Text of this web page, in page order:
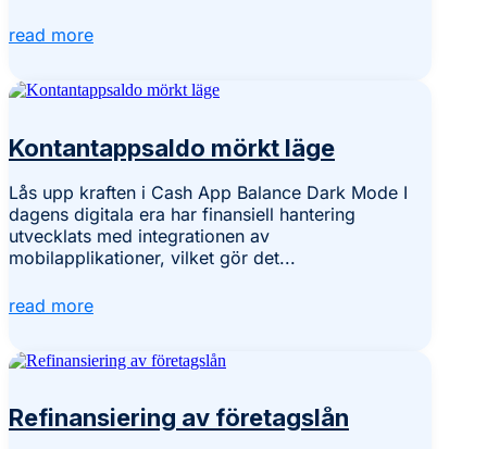
read more
Kontantappsaldo mörkt läge
Lås upp kraften i Cash App Balance Dark Mode I
dagens digitala era har finansiell hantering
utvecklats med integrationen av
mobilapplikationer, vilket gör det...
read more
Refinansiering av företagslån